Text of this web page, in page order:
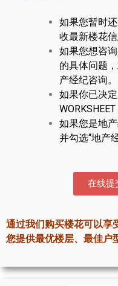
楼花转让专区
多伦多市中心楼花项目
怡陶碧谷社区介绍
怡陶碧谷楼花项目
北约克楼花项目
密西沙加社区介绍
奥克维尔社区介绍
奥克维尔楼花项目
如果您暂时
收最新楼花信
如果您想咨
的具体问题
产经纪咨询。
如果你已决
如果您是地
并勾选“地产
在线提
通过我们购买楼花可以享
您提供最优楼层、最佳户